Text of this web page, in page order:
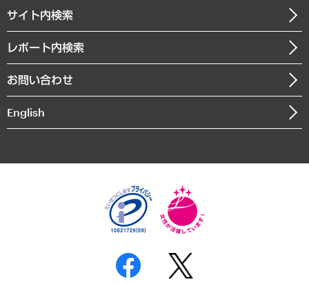
まちづくり・観光・交通・スポーツ・スマートシティ
自然資源・農林水産業・食料システム
メディア掲載・出演
沿革
組織図・本部部室紹介
インドネシア現地法人
個人情報保護方針
反社会的勢力に対する基本方針
サイト内検索
レポート内検索
お問い合わせ
English